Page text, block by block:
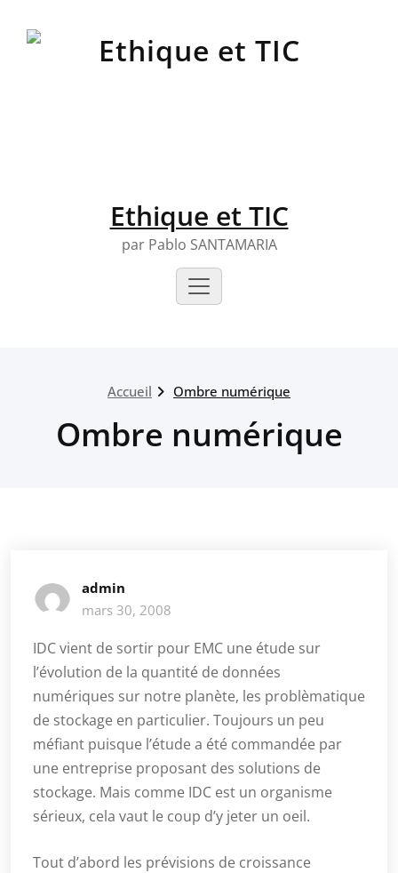
Ethique et TIC
par Pablo SANTAMARIA
Accueil Ombre numérique
Ombre numérique
admin
mars 30, 2008
IDC vient de sortir pour EMC une étude sur
l’évolution de la quantité de données
numériques sur notre planète, les problèmatique
de stockage en particulier. Toujours un peu
méfiant puisque l’étude a été commandée par
une entreprise proposant des solutions de
stockage. Mais comme IDC est un organisme
sérieux, cela vaut le coup d’y jeter un oeil.
Tout d’abord les prévisions de croissance